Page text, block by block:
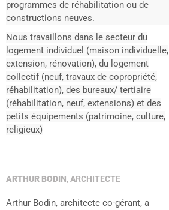
programmes de réhabilitation ou de
constructions neuves.
Nous travaillons dans le secteur du
logement individuel (maison individuelle,
extension, rénovation), du logement
collectif (neuf, travaux de copropriété,
réhabilitation), des bureaux/ tertiaire
(réhabilitation, neuf, extensions) et des
petits équipements (patrimoine, culture,
religieux)
ARTHUR BODIN, ARCHITECTE
Arthur Bodin, architecte co-gérant, a